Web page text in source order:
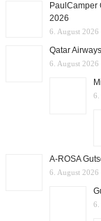
PaulCamper
2026
6. August 2026
Qatar
6. August 2026
6.
A-ROSA
6. August 2026
6.